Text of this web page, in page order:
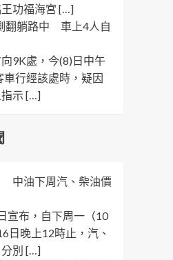
功福海宮 […]
翻躺路中 車上4人自
9K處，今(8)日中午
行經該處時，疑因
示 […]
中油下周汽、柴油價
宣布，自下周一（10
日晚上12時止，汽、
別 […]